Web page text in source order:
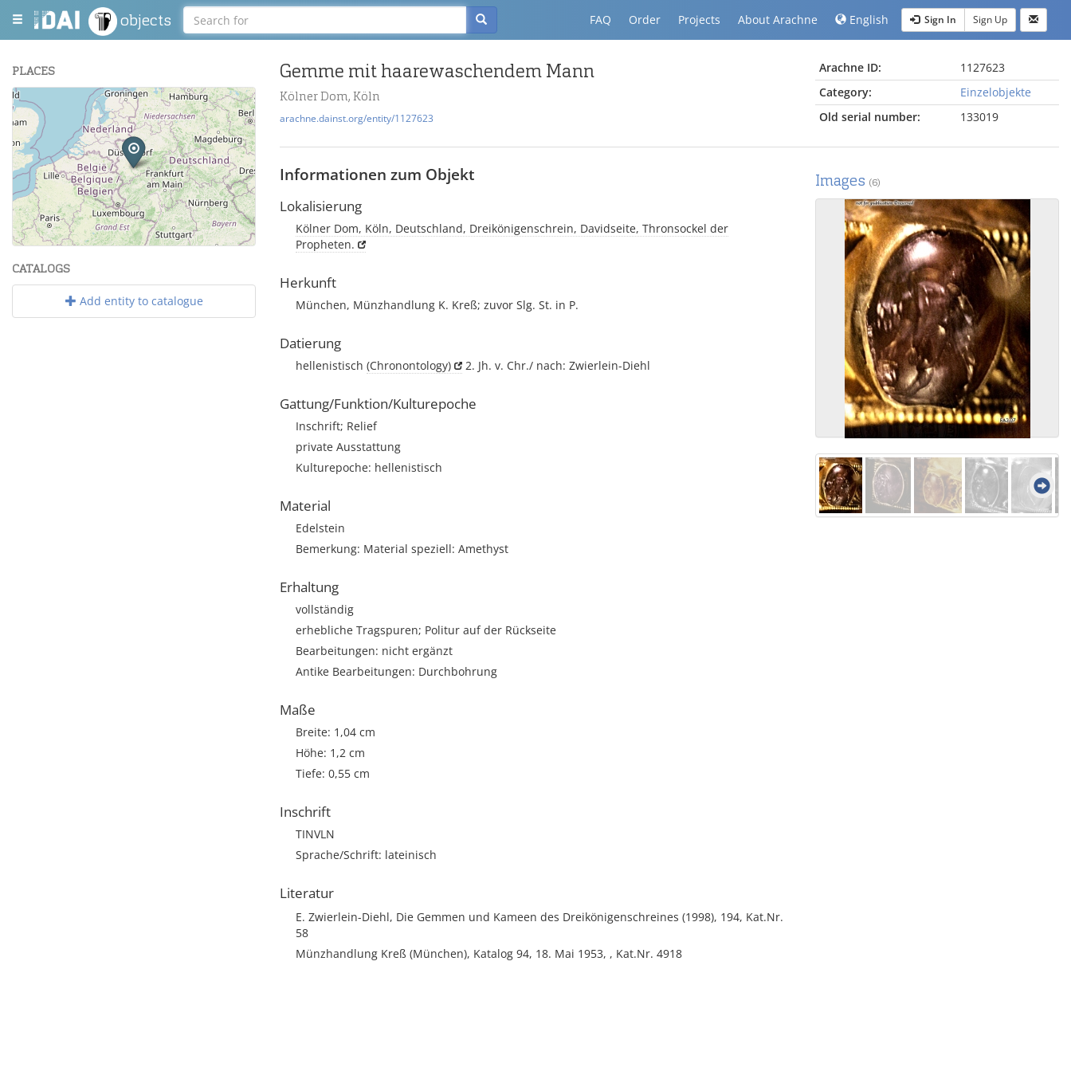
objects FAQ Order Projects About Arachne English Sign In Sign Up
PLACES
+
−
Leaflet| Maps and Data ©OpenStreetMap.
CATALOGS
Add entity to catalogue
Gemme mit haarewaschendem Mann
Kölner Dom, Köln
arachne.dainst.org/entity/1127623
Arachne ID:
1127623
Category:
Einzelobjekte
Old serial number:
133019
Informationen zum Objekt
Lokalisierung
Kölner Dom, Köln, Deutschland, Dreikönigenschrein, Davidseite, Thronsockel der
Propheten.
Herkunft
München, Münzhandlung K. Kreß; zuvor Slg. St. in P.
Datierung
hellenistisch (Chronontology) 2. Jh. v. Chr./ nach: Zwierlein-Diehl
Gattung/Funktion/Kulturepoche
Inschrift; Relief
private Ausstattung
Kulturepoche: hellenistisch
Material
Edelstein
Bemerkung: Material speziell: Amethyst
Erhaltung
vollständig
erhebliche Tragspuren; Politur auf der Rückseite
Bearbeitungen: nicht ergänzt
Antike Bearbeitungen: Durchbohrung
Maße
Breite: 1,04 cm
Höhe: 1,2 cm
Tiefe: 0,55 cm
Inschrift
TINVLN
Sprache/Schrift: lateinisch
Literatur
E. Zwierlein-Diehl, Die Gemmen und Kameen des Dreikönigenschreines (1998), 194, Kat.Nr.
58
Münzhandlung Kreß (München), Katalog 94, 18. Mai 1953, , Kat.Nr. 4918
Images (6)